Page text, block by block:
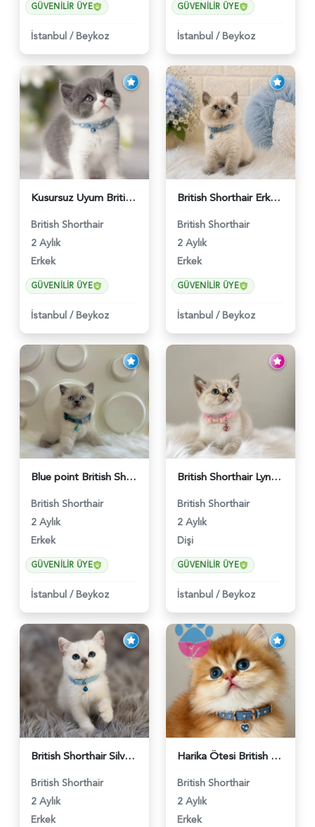
GÜVENILIR ÜYE
İstanbul / Beykoz
GÜVENILIR ÜYE
İstanbul / Beykoz
Kusursuz Uyum British Shorthair Bi Color Erkek - 6011
British Shorthair
2 Aylık
Erkek
GÜVENILIR ÜYE
İstanbul / Beykoz
British Shorthair Erkek Bluepoint 2 Aylık - 4448
British Shorthair
2 Aylık
Erkek
GÜVENILIR ÜYE
İstanbul / Beykoz
Blue point British Shorthair Kedim 2 Aylık - 4132
British Shorthair
2 Aylık
Erkek
GÜVENILIR ÜYE
İstanbul / Beykoz
British Shorthair Lynx Point Dişi Yavrumuz Yuva Arıyor - 5148
British Shorthair
2 Aylık
Dişi
GÜVENILIR ÜYE
İstanbul / Beykoz
British Shorthair Silver Point Erkek 2 Aylık - 6122
British Shorthair
2 Aylık
Erkek
Harika Ötesi British Longhair Golden Parlayan Yıldız - 6141
British Shorthair
2 Aylık
Erkek